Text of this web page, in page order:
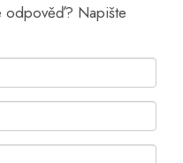
odpověď? Napište